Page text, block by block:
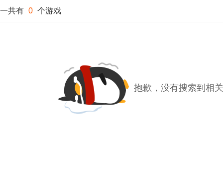
一共有 0 个游戏
抱歉，没有搜索到相